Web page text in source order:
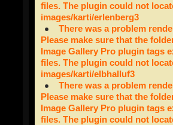
files. The plugin could not
images/karti/erlenberg3
There was a problem
Please make sure that the
Image Gallery Pro plugin tags
files. The plugin could not
images/karti/elbhalluf3
There was a problem
Please make sure that the
Image Gallery Pro plugin tags
files. The plugin could not